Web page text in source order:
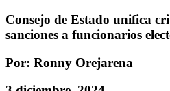
Consejo de Estado unifica
sanciones a funcionarios
Por: Ronny Orejarena